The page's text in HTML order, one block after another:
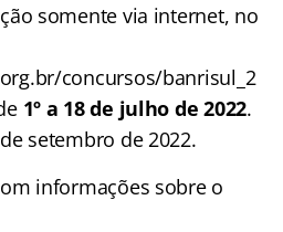
somente via internet, no
concursos/banrisul_2
1º a 18 de julho de 2022.
setembro de 2022.
informações sobre o